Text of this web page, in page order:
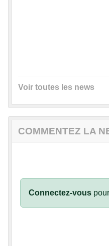
Voir toutes les news
COMMENTEZ LA
Connectez-vous